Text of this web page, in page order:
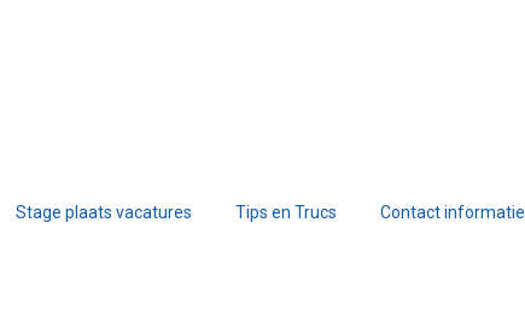
Stage plaats vacatures Tips en Trucs Contact informatie